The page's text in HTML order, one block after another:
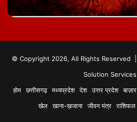
© Copyright 2026, All Rights Reserved |
Solution Services
होम
छत्तीसगढ़ मध्यप्रदेश देश उत्तर प्रदेश बाज़ार
खेल
खाना-ख़जाना जीवन मंत्र राशिफल